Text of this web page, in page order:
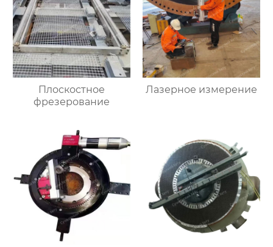
Плоскостное
фрезерование
Лазерное измерение